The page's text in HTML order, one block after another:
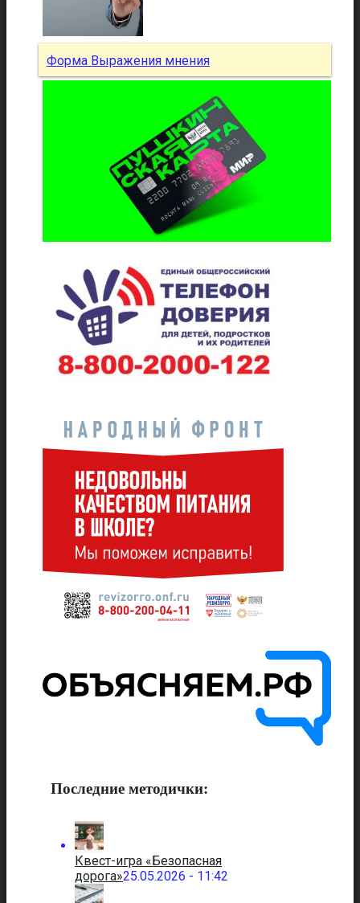
Форма Выражения мнения
Последние методички:
Квест-игра «Безопасная
дорога»25.05.2026 - 11:42